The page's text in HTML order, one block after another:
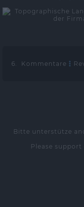
6. Kommentare
Bitte unterstütze
Please